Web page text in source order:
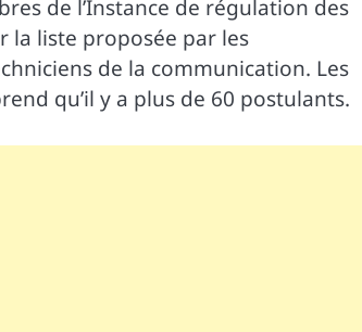
de l’Instance de régulation des
la liste proposée par les
de la communication. Les
qu’il y a plus de 60 postulants.